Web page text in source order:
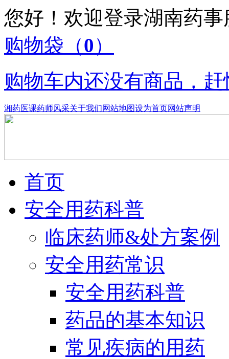
您好！欢迎登录湖南药
购物袋 （0）
购物车内还没有商品，
湘药医课药师风采关于我们网站地图设为首页网站声明
首页
安全用药科普
临床药师&处方案例
安全用药常识
安全用药科普
药品的基本知识
常见疾病的用药